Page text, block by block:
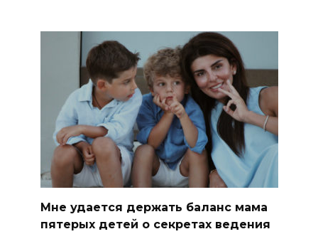
Мне удается держать баланс мама
пятерых детей о секретах ведения